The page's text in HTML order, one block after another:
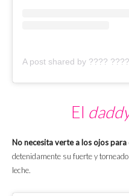
A post shared by ????
El
No necesita verte a los ojos
detenidamente su fuerte y
leche.